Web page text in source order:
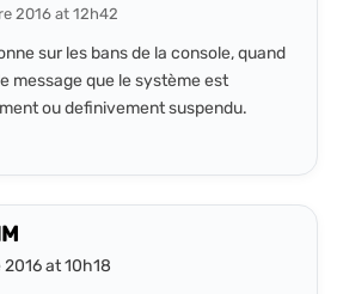
2016 at 12h42
sur les bans de la console, quand
message que le système est
ou definivement suspendu.
at 10h18